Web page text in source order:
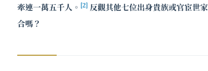
牽連一萬五千人。 [2] 反觀其他七位出身貴族或官宦世
合嗎？